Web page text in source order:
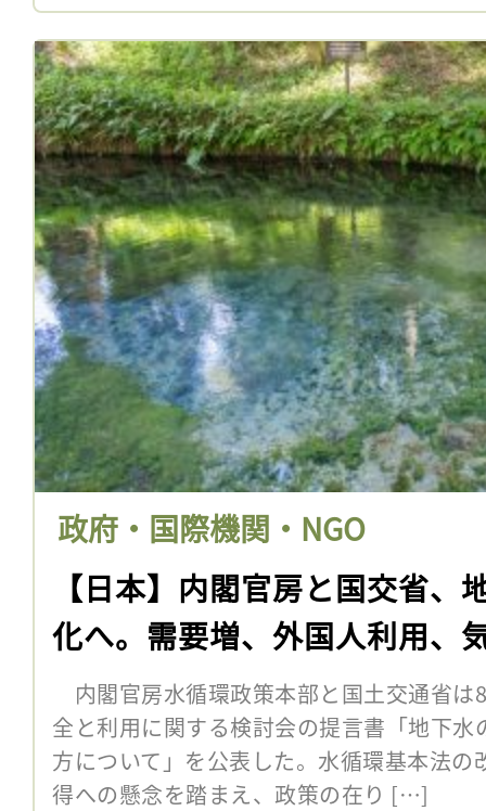
政府・国際機関・NGO
【日本】内閣官房と国交省、
化へ。需要増、外国人利用、
内閣官房水循環政策本部と国土交通省は
全と利用に関する検討会の提言書「地下
方について」を公表した。水循環基本法の
得への懸念を踏まえ、政策の在り […]